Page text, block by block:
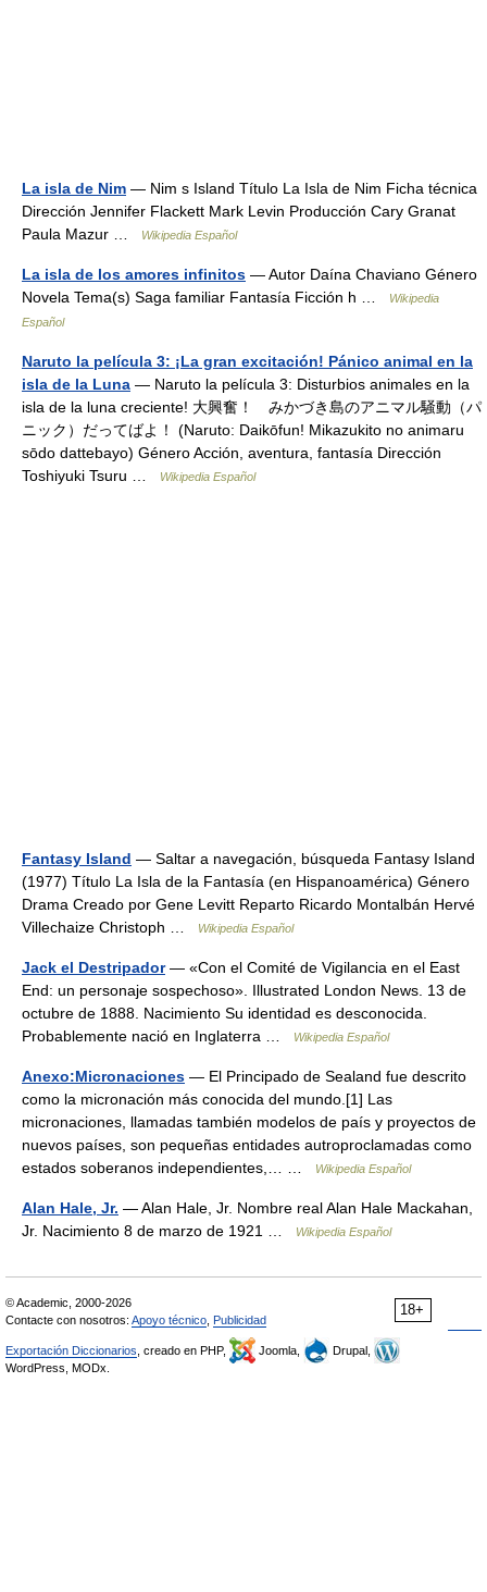
La isla de Nim — Nim s Island Título La Isla de Nim Ficha técnica
Dirección Jennifer Flackett Mark Levin Producción Cary Granat
Paula Mazur …
Wikipedia Español
La isla de los amores infinitos — Autor Daína Chaviano Género
Novela Tema(s) Saga familiar Fantasía Ficción h …
Wikipedia
Español
Naruto la película 3: ¡La gran excitación! Pánico animal en la
isla de la Luna — Naruto la película 3: Disturbios animales en la
isla de la luna creciente! 大興奮！ みかづき島のアニマル騒動（パ
ニック）だってばよ！ (Naruto: Daikōfun! Mikazukito no animaru
sōdo dattebayo) Género Acción, aventura, fantasía Dirección
Toshiyuki Tsuru …
Wikipedia Español
Fantasy Island — Saltar a navegación, búsqueda Fantasy Island
(1977) Título La Isla de la Fantasía (en Hispanoamérica) Género
Drama Creado por Gene Levitt Reparto Ricardo Montalbán Hervé
Villechaize Christoph …
Wikipedia Español
Jack el Destripador— «Con el Comité de Vigilancia en el East
End: un personaje sospechoso». Illustrated London News. 13 de
octubre de 1888. Nacimiento Su identidad es desconocida.
Probablemente nació en Inglaterra …
Wikipedia Español
Anexo:Micronaciones — El Principado de Sealand fue descrito
como la micronación más conocida del mundo.[1] Las
micronaciones, llamadas también modelos de país y proyectos de
nuevos países, son pequeñas entidades autroproclamadas como
estados soberanos independientes,… …
Wikipedia Español
Alan Hale, Jr. — Alan Hale, Jr. Nombre real Alan Hale Mackahan,
Jr. Nacimiento 8 de marzo de 1921 …
Wikipedia Español
18+
© Academic, 2000-2026
Contacte con nosotros: Apoyo técnico Publicidad
Exportación Diccionarios , creado en PHP, Joomla,
Drupal,
WordPress, MODx.